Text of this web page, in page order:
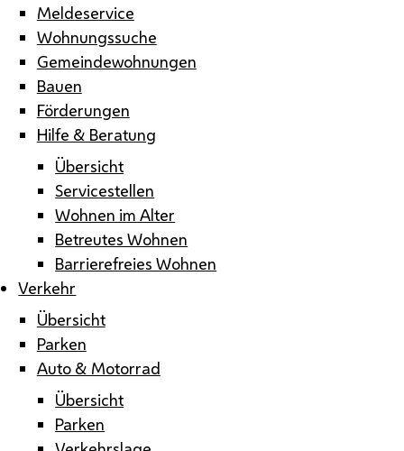
Meldeservice
Wohnungssuche
Gemeindewohnungen
Bauen
Förderungen
Hilfe & Beratung
Übersicht
Servicestellen
Wohnen im Alter
Betreutes Wohnen
Barrierefreies Wohnen
Verkehr
Übersicht
Parken
Auto & Motorrad
Übersicht
Parken